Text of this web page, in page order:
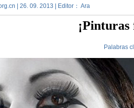
| 26. 09. 2013 | Editor： Ara
¡Pinturas
Palabras